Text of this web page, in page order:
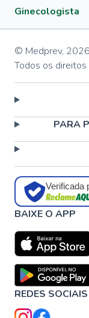
Ginecologista
© Medprev, 2026
Todos os
PARA
Verificada
BAIXE O APP
REDES SOCIAIS